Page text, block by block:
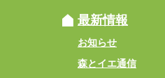
最新情報
お知らせ
森とイエ通信